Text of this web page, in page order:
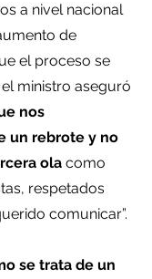
a nivel nacional
de
el proceso se
ministro aseguró
nos
un rebrote y no
ola como
respetados
comunicar”.
se trata de un